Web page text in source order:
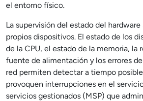
el entorno físico.
La supervisión del estado del
propios dispositivos. El estado de los
de la CPU, el estado de la memoria, la
fuente de alimentación y los errores
red permiten detectar a tiempo
provoquen interrupciones en el
servicios gestionados (MSP) que